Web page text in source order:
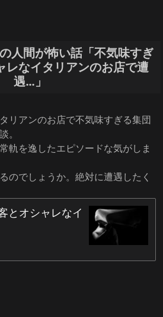
人間が怖い話「不気味すぎ
レなイタリアンのお店で遭
遇…」
リアンのお店で不気味すぎる集団
。
軌を逸したエピソードな気がしま
のでしょうか。絶対に遭遇したく